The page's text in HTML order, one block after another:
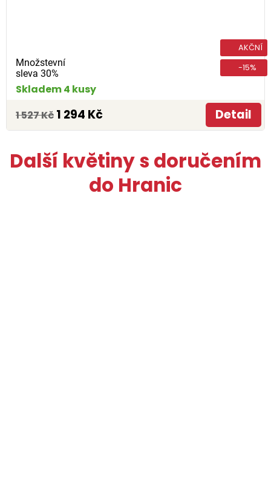
Množstevní
sleva 30%
AKČNÍ
-15%
Skladem 4 kusy
1 527 Kč 1 294 Kč Detail
Další květiny s doručením
do Hranic